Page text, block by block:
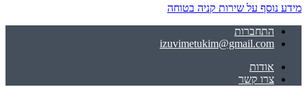
מידע נוסף על שירות קניה בטוחה
התחברות
izuvimetukim@gmail.com
אודות
צרו קשר